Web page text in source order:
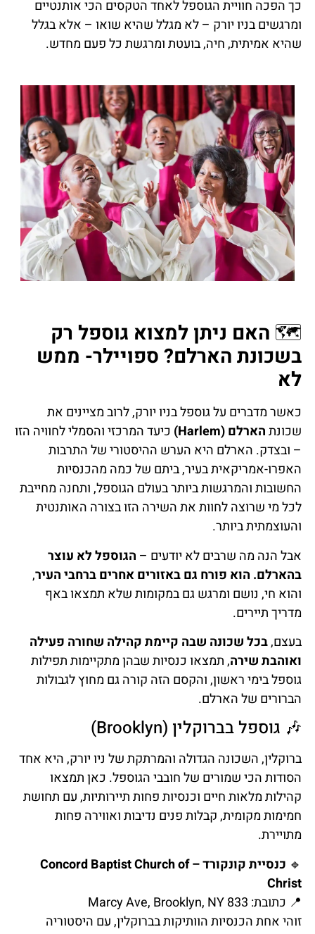
כך הפכה חוויית הגוספל לאחד הטקסים הכי אותנטיים
ומרגשים בניו יורק – לא מגלל שהיא שואו – אלא בגלל
שהיא אמיתית, חיה, בועטת ומרגשת כל פעם מחדש.
🗺️ האם ניתן למצוא גוספל רק
בשכונת הארלם? ספויילר- ממש
לא
כאשר מדברים על גוספל בניו יורק, לרוב מציינים את
שכונתהארלם (Harlem)
כיעד המרכזי והסמלי לחוויה הזו
– ובצדק. הארלם היא הערש ההיסטורי של התרבות
האפרו-אמריקאית בעיר, ביתם של כמה מהכנסיות
החשובות והמרגשות ביותר בעולם הגוספל, ותחנה מחייבת
לכל מי שרוצה לחוות את השירה הזו בצורה האותנטית
והעוצמתית ביותר.
אבל הנה מה שרבים לא יודעים – הגוספל לא עוצר
בהארלם. הוא פורח גם באזורים אחרים ברחבי העיר,
והוא חי, נושם ומרגש גם במקומות שלא תמצאו באף
מדריך תיירים.
בעצם,בכל שכונה שבה קיימת קהילה שחורה פעילה
ואוהבת שירה, תמצאו כנסיות שבהן מתקיימות תפילות
גוספל בימי ראשון, והקסם הזה קורה גם מחוץ לגבולות
הברורים של הארלם.
🎶 גוספל בברוקלין (Brooklyn)
ברוקלין, השכונה הגדולה והמרתקת של ניו יורק, היא אחד
הסודות הכי שמורים של חובבי הגוספל. כאן תמצאו
קהילות מלאות חיים וכנסיות פחות תיירותיות, עם תחושת
חמימות מקומית, קבלות פנים נדיבות ואווירה פחות
מתויירת.
🔹
כנסיית קונקורד – Concord Baptist Church of
Christ
📍 כתובת: 833 Marcy Ave, Brooklyn, NY
זוהי אחת הכנסיות הוותיקות בברוקלין, עם היסטוריה